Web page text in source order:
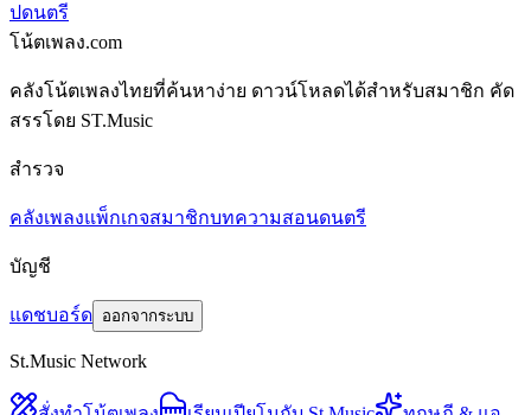
ปดนตรี
โน้ตเพลง.com
คลังโน้ตเพลงไทยที่ค้นหาง่าย ดาวน์โหลดได้สำหรับสมาชิก คัด
สรรโดย ST.Music
สำรวจ
คลังเพลงแพ็กเกจสมาชิกบทความสอนดนตรี
บัญชี
แดชบอร์ด ออกจากระบบ
St.Music Network